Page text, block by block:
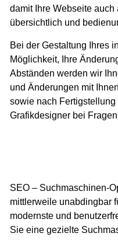
damit Ihre Webseite
übersichtlich und
Bei der Gestaltung Ihres
Möglichkeit, Ihre
Abständen werden wir
und Änderungen mit
sowie nach
Grafikdesigner bei
SEO – Suchmaschinen-
mittlerweile unabdingbar
modernste und
Sie eine gezielte